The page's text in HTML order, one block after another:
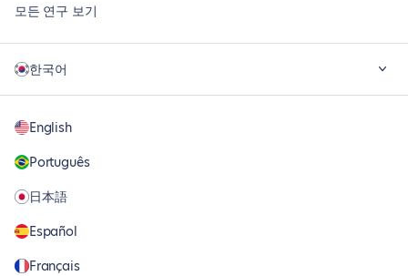
모든 연구 보기
한국어
English
Português
日本語
Español
Français